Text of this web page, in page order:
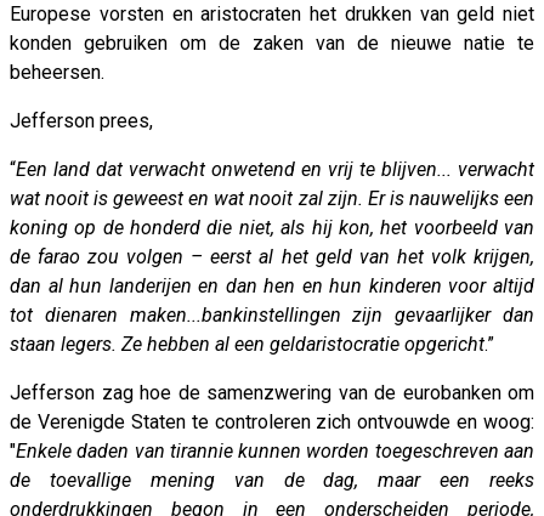
Europese vorsten en aristocraten het drukken van geld niet
konden gebruiken om de zaken van de nieuwe natie te
beheersen.
Jefferson prees,
“Een land dat verwacht onwetend en vrij te blijven... verwacht
wat nooit is geweest en wat nooit zal zijn. Er is nauwelijks een
koning op de honderd die niet, als hij kon, het voorbeeld van
de farao zou volgen – eerst al het geld van het volk krijgen,
dan al hun landerijen en dan hen en hun kinderen voor altijd
tot dienaren maken...bankinstellingen zijn gevaarlijker dan
staan legers. Ze hebben al een geldaristocratie opgericht.”
Jefferson zag hoe de samenzwering van de eurobanken om
de Verenigde Staten te controleren zich ontvouwde en woog:
"Enkele daden van tirannie kunnen worden toegeschreven aan
de toevallige mening van de dag, maar een reeks
onderdrukkingen begon in een onderscheiden periode,